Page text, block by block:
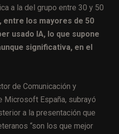
a la del grupo entre 30 y 50
entre los mayores de 50
usado IA, lo que supone
significativa, en el
de Comunicación y
Microsoft España, subrayó
a la presentación que
“son los que mejor